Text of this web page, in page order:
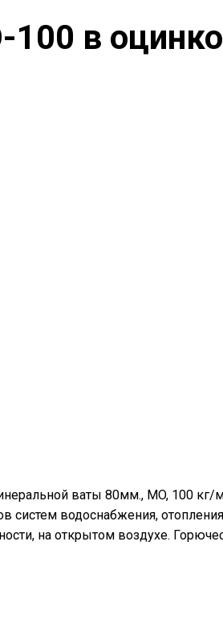
100 в
ваты 80мм., MO, 100
систем водоснабжения,
на открытом воздухе.